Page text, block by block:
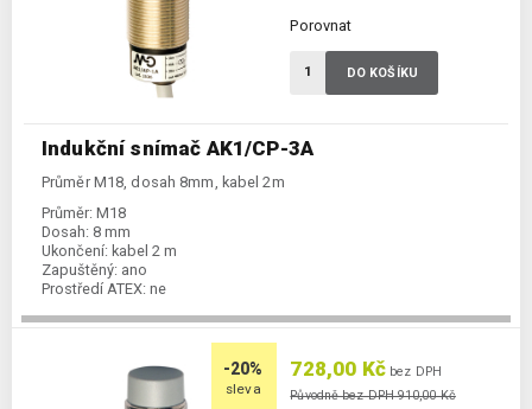
Indukční snímač AK1/CP-3A
Průměr M18, dosah 8mm, kabel 2m
Průměr: M18
Dosah: 8 mm
Ukončení: kabel 2 m
Zapuštěný: ano
Prostředí ATEX: ne
Porovnat
DO KOŠÍKU
-20%
sleva
728,00 Kč bez DPH
Původně bez DPH 910,00 Kč